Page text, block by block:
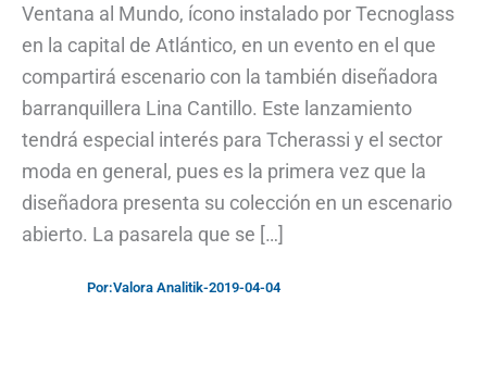
Ventana al Mundo, ícono instalado por Tecnoglass
en la capital de Atlántico, en un evento en el que
compartirá escenario con la también diseñadora
barranquillera Lina Cantillo. Este lanzamiento
tendrá especial interés para Tcherassi y el sector
moda en general, pues es la primera vez que la
diseñadora presenta su colección en un escenario
abierto. La pasarela que se […]
Por:Valora Analitik-2019-04-04